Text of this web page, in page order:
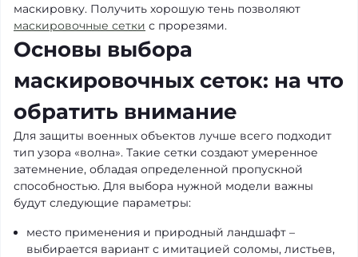
маскировку. Получить хорошую тень позволяют
маскировочные сетки с прорезями.
Основы выбора
маскировочных сеток: на что
обратить внимание
Для защиты военных объектов лучше всего подходит
тип узора «волна». Такие сетки создают умеренное
затемнение, обладая определенной пропускной
способностью. Для выбора нужной модели важны
будут следующие параметры:
место применения и природный ландшафт –
выбирается вариант с имитацией соломы, листьев,